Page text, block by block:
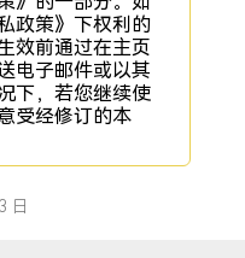
政策》下权利的
效前通过在主页
电子邮件或以其
下，若您继续使
受经修订的本
日